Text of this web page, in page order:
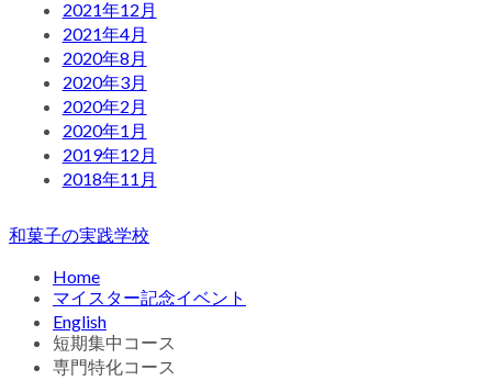
2021年12月
2021年4月
2020年8月
2020年3月
2020年2月
2020年1月
2019年12月
2018年11月
和菓子の実践学校
Home
マイスター記念イベント
English
短期集中コース
専門特化コース